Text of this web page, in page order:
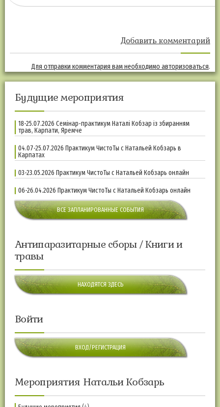
Добавить комментарий
Для отправки комментария вам необходимо авторизоваться.
Будущие мероприятия
18-25.07.2026 Семінар-практикум Наталі Кобзар із збиранням
трав, Карпати, Яремче
04.07-25.07.2026 Практикум ЧистоТы с Натальей Кобзарь в
Карпатах
03-23.05.2026 Практикум ЧистоТы с Натальей Кобзарь онлайн
06-26.04.2026 Практикум ЧистоТы с Натальей Кобзарь онлайн
ВСЕ ЗАПЛАНИРОВАННЫЕ СОБЫТИЯ
Антипаразитарные сборы / Книги и
травы
НАХОДЯТСЯ ЗДЕСЬ
Войти
ВХОД/РЕГИСТРАЦИЯ
Мероприятия Натальи Кобзарь